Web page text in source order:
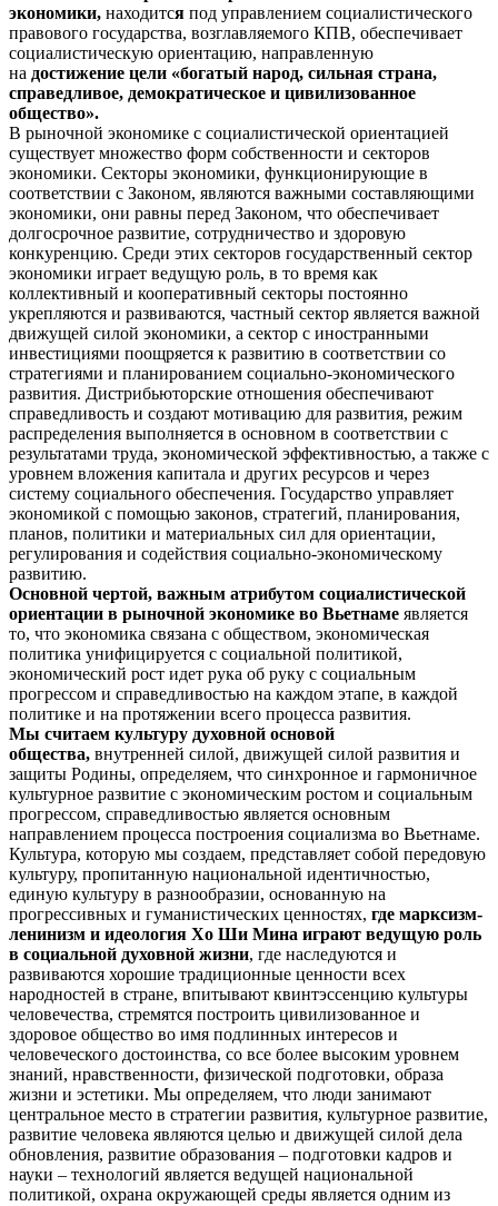
экономики, находится под управлением социалистического
правового государства, возглавляемого КПВ, обеспечивает
социалистическую ориентацию, направленную
на достижение цели «богатый народ, сильная страна,
справедливое, демократическое и цивилизованное
общество».
В рыночной экономике с социалистической ориентацией
существует множество форм собственности и секторов
экономики. Секторы экономики, функционирующие в
соответствии с Законом, являются важными составляющими
экономики, они равны перед Законом, что обеспечивает
долгосрочное развитие, сотрудничество и здоровую
конкуренцию. Среди этих секторов государственный сектор
экономики играет ведущую роль, в то время как
коллективный и кооперативный секторы постоянно
укрепляются и развиваются, частный сектор является важной
движущей силой экономики, а сектор с иностранными
инвестициями поощряется к развитию в соответствии со
стратегиями и планированием социально-экономического
развития. Дистрибьюторские отношения обеспечивают
справедливость и создают мотивацию для развития, режим
распределения выполняется в основном в соответствии с
результатами труда, экономической эффективностью, а также с
уровнем вложения капитала и других ресурсов и через
систему социального обеспечения. Государство управляет
экономикой с помощью законов, стратегий, планирования,
планов, политики и материальных сил для ориентации,
регулирования и содействия социально-экономическому
развитию.
Основной чертой, важным атрибутом социалистической
ориентации в рыночной экономике во Вьетнаме является
то, что экономика связана с обществом, экономическая
политика унифицируется с социальной политикой,
экономический рост идет рука об руку с социальным
прогрессом и справедливостью на каждом этапе, в каждой
политике и на протяжении всего процесса развития.
Мы считаем культуру духовной основой
общества, внутренней силой, движущей силой развития и
защиты Родины, определяем, что синхронное и гармоничное
культурное развитие с экономическим ростом и социальным
прогрессом, справедливостью является основным
направлением процесса построения социализма во Вьетнаме.
Культура, которую мы создаем, представляет собой передовую
культуру, пропитанную национальной идентичностью,
единую культуру в разнообразии, основанную на
прогрессивных и гуманистических ценностях, где марксизм-
ленинизм и идеология Хо Ши Мина играют ведущую роль
в социальной духовной жизни, где наследуются и
развиваются хорошие традиционные ценности всех
народностей в стране, впитывают квинтэссенцию культуры
человечества, стремятся построить цивилизованное и
здоровое общество во имя подлинных интересов и
человеческого достоинства, со все более высоким уровнем
знаний, нравственности, физической подготовки, образа
жизни и эстетики. Мы определяем, что люди занимают
центральное место в стратегии развития, культурное развитие,
развитие человека являются целью и движущей силой дела
обновления, развитие образования – подготовки кадров и
науки – технологий является ведущей национальной
политикой, охрана окружающей среды является одним из